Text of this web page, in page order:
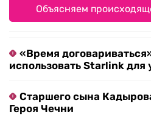
Объясняем
«Время
использовать Starlink для
Старшего сына
Героя Чечни